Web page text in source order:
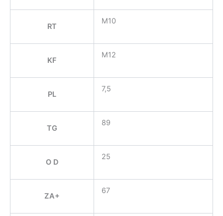
RT
M10
KF
M12
PL
7,5
TG
89
O D
25
ZA+
67